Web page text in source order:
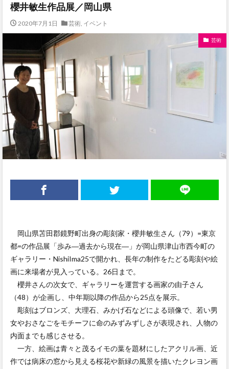
櫻井敏生作品展／岡山県
2020年7月1日 芸術 イベント
芸術
岡山県苫田郡鏡野町出身の彫刻家・櫻井敏生さん（79）=東京
都=の作品展「歩み―過去から現在―」が岡山県津山市西今町の
ギャラリー・NishiIma25で開かれ、長年の制作をたどる彫刻や絵
画に来場者が見入っている。26日まで。
櫻井さんの次女で、ギャラリーを運営する画家の由子さん
（48）が企画し、中年期以降の作品から25点を展示。
彫刻はブロンズ、大理石、みかげ石などによる頭像で、若い男
女やおさなごをモチーフに命のみずみずしさが表現され、人物の
内面までも感じさせる。
一方、絵画は青々と茂るイモの葉を題材にしたアクリル画、近
作では病床の窓から見える桜花や新緑の風景を描いたクレヨン画